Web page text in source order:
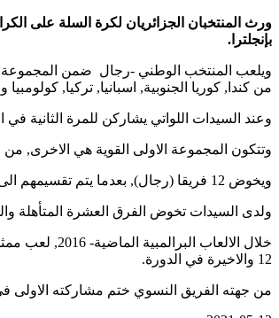
ورث المنتخبان الجزائريان لكرة السلة على
بإنجلترا.
ويلعب المنتخب الوطني -رجال ضمن المجموعة
من كندا, كوريا الجنوبية, اسبانيا, تركيا, كولومبيا
وعند السيدات اللواتي يشاركن للمرة الثانية
وتتكون المجموعة الاولى القوية هي الاخرى, من
ويخوض 12 فريقا (رجال), بعدما يتم تقسيمهم الى مجموعتين من ستة فرق, دورا اول, يسمح للاربعة الاوائل بالعبور الى الدور ربع النهائي.
ولدى السيدات تخوض الفرق العشرة المتأهلة
12 والاخيرة في الدورة.
من جهته الفريق النسوي ختم مشاركته الاولى في الدورة, في المرتبة ال 10 والاخيرة بعد مواجهته الولايات المتحدة الامريكية